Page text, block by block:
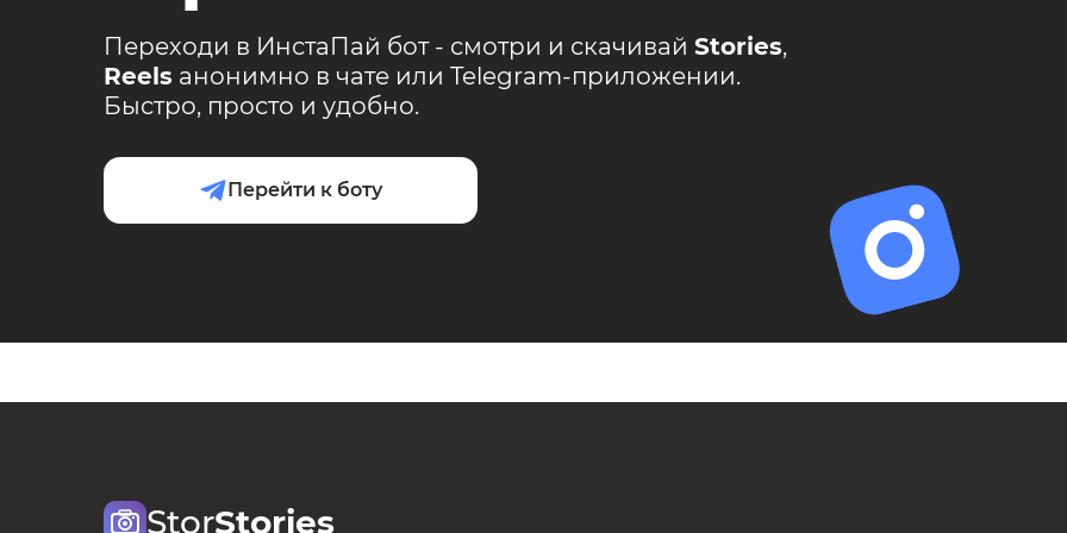
Переходи в ИнстаПай бот - смотри и скачивай Stories,
Reels анонимно в чате или Telegram-приложении.
Быстро, просто и удобно.
Перейти к боту
StorStories